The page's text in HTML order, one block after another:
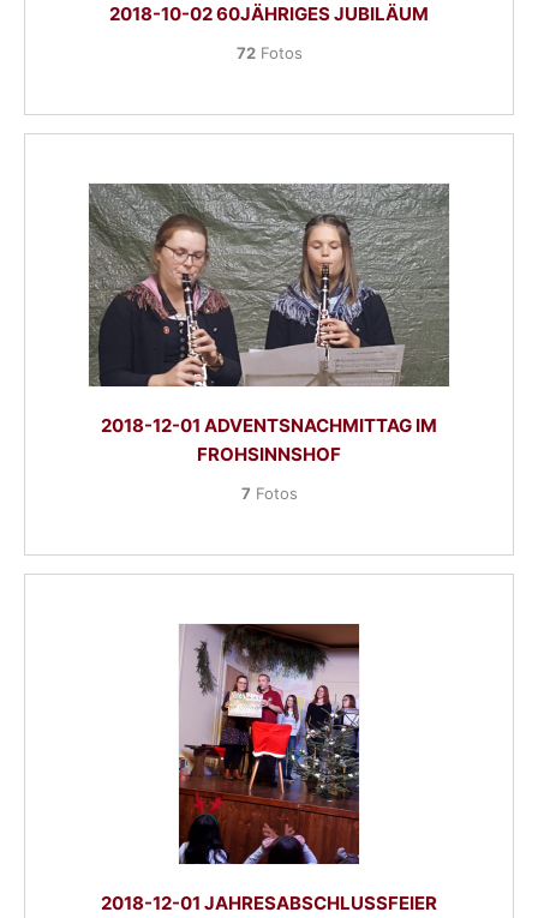
2018-10-02 60JÄHRIGES JUBILÄUM
72Fotos
2018-12-01 ADVENTSNACHMITTAG IM
FROHSINNSHOF
7 Fotos
2018-12-01 JAHRESABSCHLUSSFEIER